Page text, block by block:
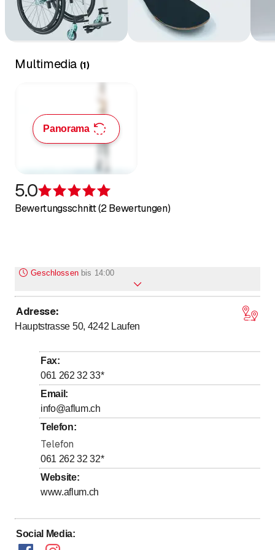
Multimedia (1)
Panorama
5.0
Bewertungsschnitt (2 Bewertungen)
Geschlossen bis 14:00
Montag
Geschlossen
Dienstag
Mittwoch
Geschlossen
Donnerstag*
Freitag
Samstag
Sonntag
Mit * gekennzeichnete Tage nach Vereinbarung
Adresse:
Hauptstrasse 50, 4242 Laufen
Fax:
061 262 32 33*
Email :
info@aflum.ch
Telefon:
Telefon
061 262 32 32*
Website:
www.aflum.ch
Social Media: